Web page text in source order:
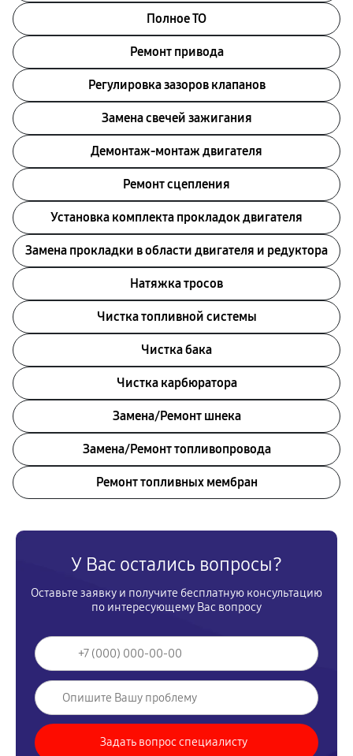
Полное ТО
Ремонт привода
Регулировка зазоров клапанов
Замена свечей зажигания
Демонтаж-монтаж двигателя
Ремонт сцепления
Установка комплекта прокладок двигателя
Замена прокладки в области двигателя и редуктора
Натяжка тросов
Чистка топливной системы
Чистка бака
Чистка карбюратора
Замена/Pемонт шнека
Замена/Pемонт топливопровода
Ремонт топливных мембран
У Вас остались вопросы?
Оставьте заявку и получите бесплатную консультацию
по интересующему Вас вопросу